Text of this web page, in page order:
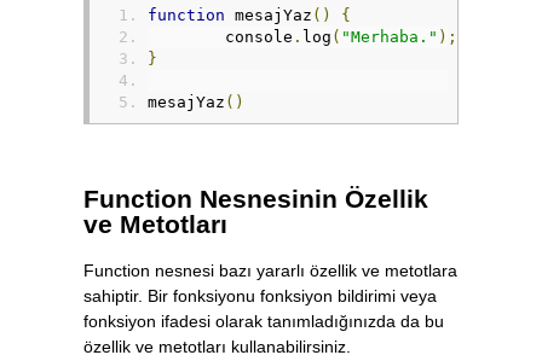
function mesajYaz ()
{
	console
. log ( "Merhaba." );
}
mesajYaz ()
Function Nesnesinin Özellik
ve Metotları
Function nesnesi bazı yararlı özellik ve metotlara
sahiptir. Bir fonksiyonu fonksiyon bildirimi veya
fonksiyon ifadesi olarak tanımladığınızda da bu
özellik ve metotları kullanabilirsiniz.